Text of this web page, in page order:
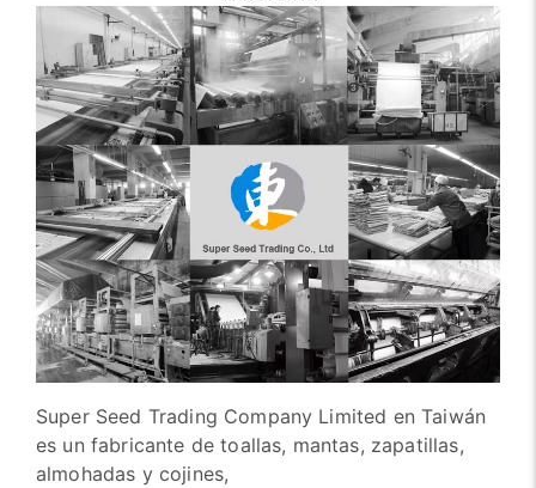
Super Seed Trading Company Limited en Taiwán
es un fabricante de toallas, mantas, zapatillas,
almohadas y cojines,